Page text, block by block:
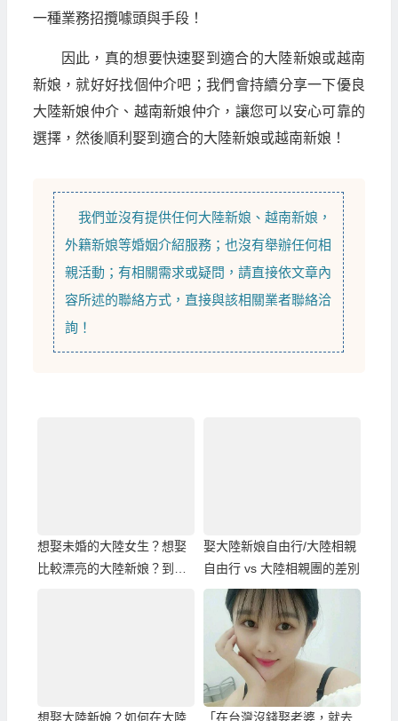
一種業務招攬噱頭與手段！
因此，真的想要快速娶到適合的大陸新娘或越南
新娘，就好好找個仲介吧；我們會持續分享一下優良
大陸新娘仲介、越南新娘仲介，讓您可以安心可靠的
選擇，然後順利娶到適合的大陸新娘或越南新娘！
我們並沒有提供任何大陸新娘 、越南新娘 ，
外籍新娘等婚姻介紹服務；也沒有舉辦任何相
親活動；有相關需求或疑問，請直接依文章內
容所述的聯絡方式，直接與該相關業者聯絡洽
詢！
想娶未婚的大陸女生？想娶
比較漂亮的大陸新娘？到哈
娶大陸新娘自由行/大陸相親
自由行 vs 大陸相親團的差別
想娶大陸新娘？如何在大陸
「在台灣沒錢娶老婆，就去